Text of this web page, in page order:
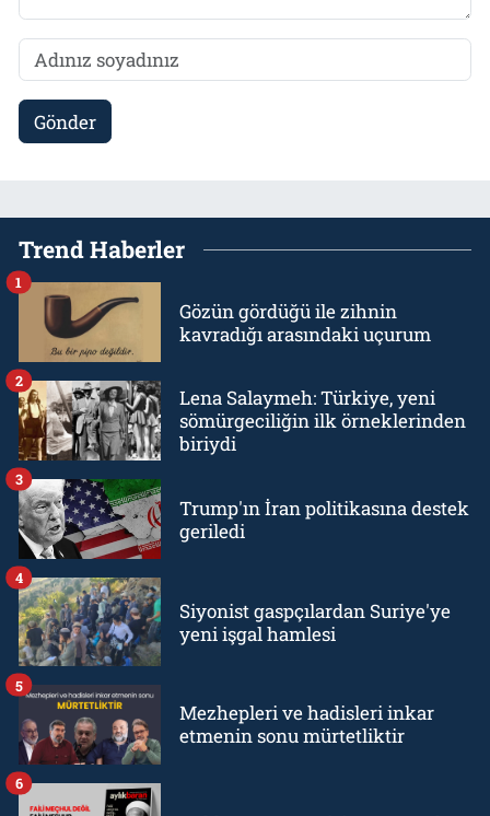
Gönder
Trend Haberler
Gözün gördüğü ile zihnin
kavradığı arasındaki uçurum
1
Lena Salaymeh: Türkiye, yeni
sömürgeciliğin ilk örneklerinden
biriydi
2
Trump'ın İran politikasına destek
geriledi
3
Siyonist gaspçılardan Suriye'ye
yeni işgal hamlesi
4
Mezhepleri ve hadisleri inkar
etmenin sonu mürtetliktir
5
6